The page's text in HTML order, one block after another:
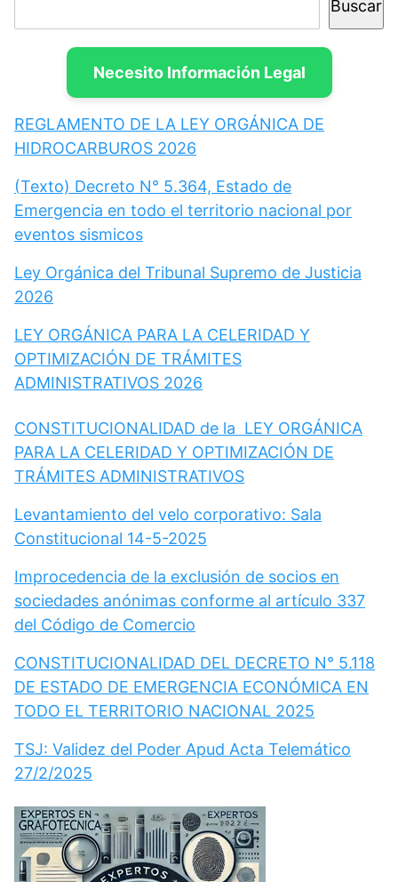
Buscar
Necesito Información Legal
REGLAMENTO DE LA LEY ORGÁNICA DE
HIDROCARBUROS 2026
(Texto) Decreto N° 5.364, Estado de
Emergencia en todo el territorio nacional por
eventos sismicos
Ley Orgánica del Tribunal Supremo de Justicia
2026
LEY ORGÁNICA PARA LA CELERIDAD Y
OPTIMIZACIÓN DE TRÁMITES
ADMINISTRATIVOS 2026
CONSTITUCIONALIDAD de la LEY ORGÁNICA
PARA LA CELERIDAD Y OPTIMIZACIÓN DE
TRÁMITES ADMINISTRATIVOS
Levantamiento del velo corporativo: Sala
Constitucional 14-5-2025
Improcedencia de la exclusión de socios en
sociedades anónimas conforme al artículo 337
del Código de Comercio
CONSTITUCIONALIDAD DEL DECRETO N° 5.118
DE ESTADO DE EMERGENCIA ECONÓMICA EN
TODO EL TERRITORIO NACIONAL 2025
TSJ: Validez del Poder Apud Acta Telemático
27/2/2025